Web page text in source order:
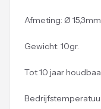
Afmeting: Ø
Gewicht: 10gr.
Tot 10 jaar